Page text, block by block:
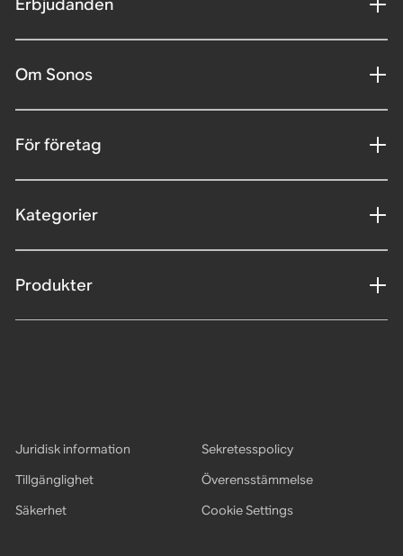
Erbjudanden
Om Sonos
För företag
Kategorier
Produkter
Juridisk information
Sekretesspolicy
Tillgänglighet
Överensstämmelse
Säkerhet
Cookie Settings